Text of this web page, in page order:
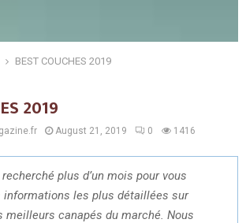
BEST COUCHES 2019
2019
August 21, 2019 0 1416
plus d’un mois pour vous
informations les plus détaillées sur
meilleurs canapés du marché. Nous